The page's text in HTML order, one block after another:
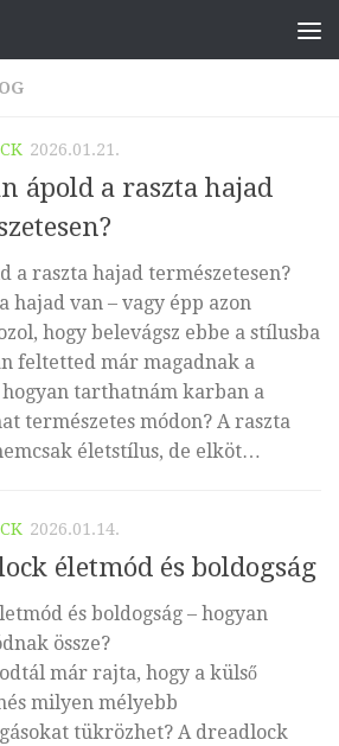
2026.01.21.
ápold a raszta hajad
a raszta hajad természetesen?
hajad van – vagy épp azon
hogy belevágsz ebbe a stílusba
feltetted már magadnak a
tarthatnám karban a
természetes módon? A raszta
életstílus, de elköt…
2026.01.14.
életmód és boldogság
és boldogság – hogyan
össze?
már rajta, hogy a külső
milyen mélyebb
tükrözhet? A dreadlock